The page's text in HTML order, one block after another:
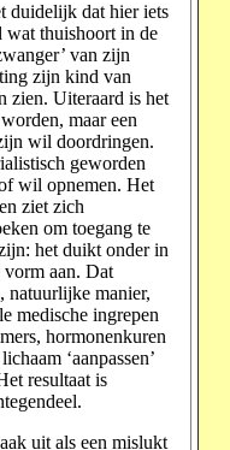
duidelijk dat hier iets
wat thuishoort in de
van zijn
zijn kind van
zien. Uiteraard is het
maar een
wil doordringen.
geworden
wil opnemen. Het
ziet zich
om toegang te
het duikt onder in
vorm aan. Dat
natuurlijke manier,
medische ingrepen
hormonenkuren
‘aanpassen’
resultaat is
uit als een mislukt